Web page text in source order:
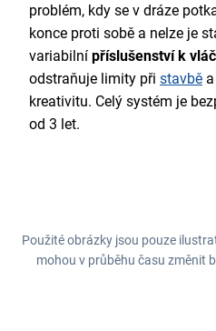
problém, kdy se v dráze
konce proti sobě a nelze je
variabilní příslušenství k
odstraňuje limity při stavbě
kreativitu. Celý systém je
od 3 let.
Použité obrázky jsou pouze
mohou v průběhu času změnit